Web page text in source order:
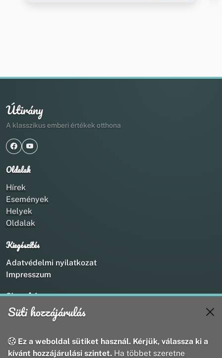
Útirány
A klasszikus emberi értékek otthona
Oldalak
Hírek
Események
Helyek
Oldalak
Kiegészítés
Adatvédelmi nyilatkozat
Impresszum
Kapcsolat
+36 20 211 1888
webmaster@utirany.hu
8419 Csesznek, Vasút u.18.
Süti hozzájárulás
Ez a weboldal sütiket használ. Kérjük, válassza ki a
kívánt hozzájárulási szintet. Ha többet szeretne